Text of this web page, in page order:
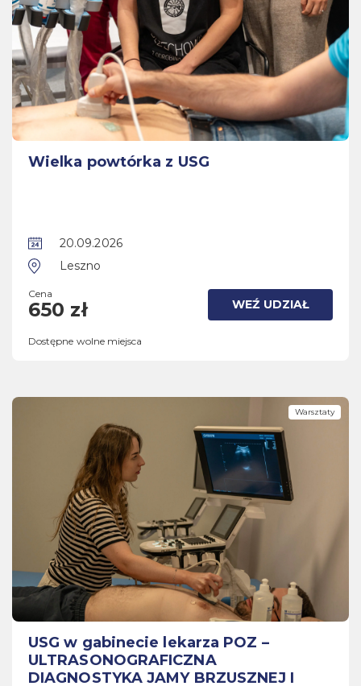
Wielka powtórka z USG
20.09.2026
Leszno
Cena
650 zł WEŹ UDZIAŁ
Dostępne wolne miejsca
Warsztaty
USG w gabinecie lekarza POZ –
ULTRASONOGRAFICZNA
DIAGNOSTYKA JAMY BRZUSZNEJ I